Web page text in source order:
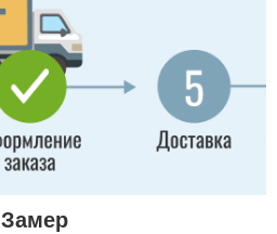
Замер